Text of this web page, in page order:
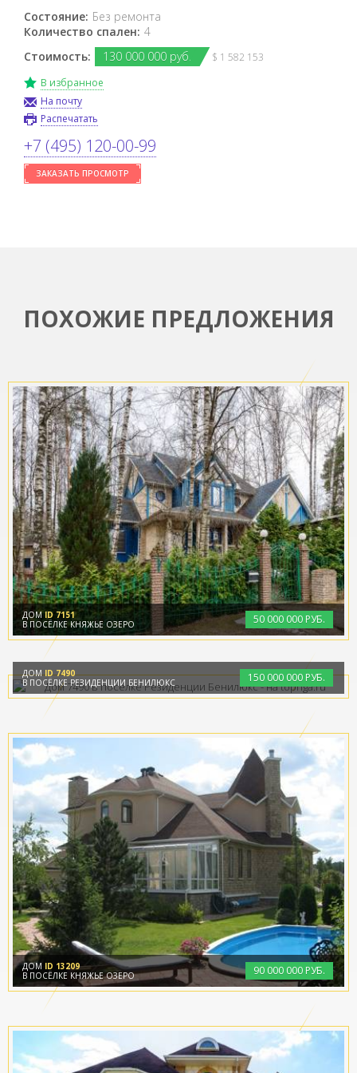
Состояние: Без ремонта
Количество спален: 4
Стоимость:
130 000 000 руб.
$ 1 582 153
В избранное
На почту
Распечатать
+7 (495) 120-00-99
ЗАКАЗАТЬ ПРОСМОТР
ПОХОЖИЕ ПРЕДЛОЖЕНИЯ
50 000 000 РУБ.
ДОМID 7151
В ПОСЁЛКЕ КНЯЖЬЕ ОЗЕРО
150 000 000 РУБ.
ДОМID 7490
В ПОСЁЛКЕ РЕЗИДЕНЦИИ БЕНИЛЮКС
90 000 000 РУБ.
ДОМ ID 13209
В ПОСЁЛКЕ КНЯЖЬЕ ОЗЕРО